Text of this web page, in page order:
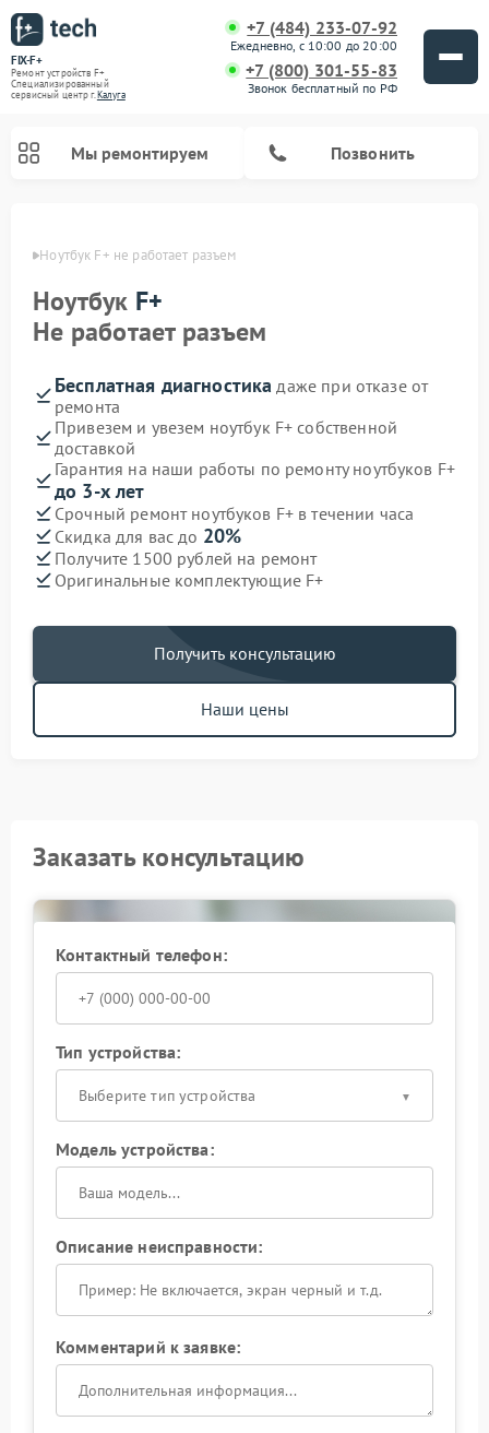
FIX-F+
Ремонт устройств F+
Специализированный
cервисный центр г.Калуга
+7 (484) 233-07-92
Ежедневно, с 10:00 до 20:00
+7 (800) 301-55-83
Звонок бесплатный по РФ
Мы ремонтируем Позвонить
Ноутбук F+ не работает разъем
Ноутбук F+
Не работает разъем
Бесплатная диагностика даже при отказе от
ремонта
Привезем и увезем ноутбук F+ собственной
доставкой
Гарантия на наши работы по ремонту ноутбуков F+
до 3-х лет
Срочный ремонт ноутбуков F+ в течении часа
Скидка для вас до 20%
Получите 1500 рублей на ремонт
Оригинальные комплектующие F+
Получить консультацию
Наши цены
Заказать консультацию
Контактный телефон:
Тип устройства:
Выберите тип устройства
Модель устройства:
Описание неисправности:
Комментарий к заявке: